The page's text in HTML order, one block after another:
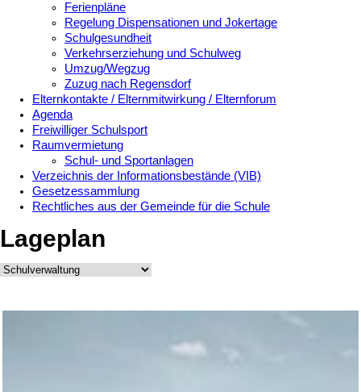
Ferienpläne
Regelung Dispensationen und Jokertage
Schulgesundheit
Verkehrserziehung und Schulweg
Umzug/Wegzug
Zuzug nach Regensdorf
Elternkontakte / Elternmitwirkung / Elternforum
Agenda
Freiwilliger Schulsport
Raumvermietung
Schul- und Sportanlagen
Verzeichnis der Informationsbestände (VIB)
Gesetzessammlung
Rechtliches aus der Gemeinde für die Schule
Lageplan